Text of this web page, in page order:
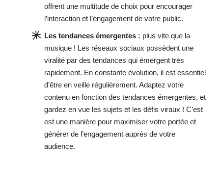
offrent une multitude de choix pour encourager
l’interaction et l’engagement de votre public.
Les tendances émergentes : plus vite que la
musique ! Les réseaux sociaux possèdent une
viralité par des tendances qui émergent très
rapidement. En constante évolution, il est essentiel
d’être en veille régulièrement. Adaptez votre
contenu en fonction des tendances émergentes, et
gardez en vue les sujets et les défis viraux ! C’est
est une manière pour maximiser votre portée et
générer de l’engagement auprès de votre
audience.